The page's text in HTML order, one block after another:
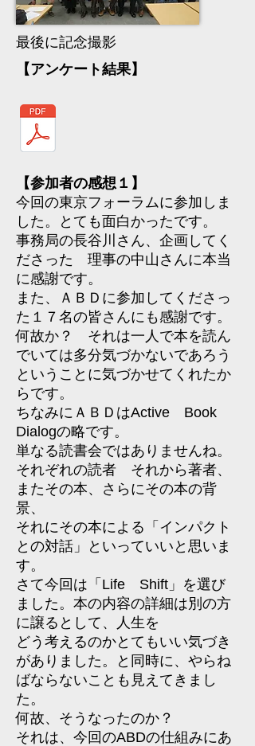
最後に記念撮影
【アンケート結果】
【参加者の感想１】
今回の東京フォーラムに参加しま
した。とても面白かったです。
事務局の長谷川さん、企画してく
ださった 理事の中山さんに本当
に感謝です。
また、ＡＢＤに参加してくださっ
た１７名の皆さんにも感謝です。
何故か？ それは一人で本を読ん
でいては多分気づかないであろう
ということに気づかせてくれたか
らです。
ちなみにＡＢＤはActive Book
Dialogの略です。
単なる読書会ではありませんね。
それぞれの読者 それから著者、
またその本、さらにその本の背
景、
それにその本による「インパクト
との対話」といっていいと思いま
す。
さて今回は「Life Shift」を選び
ました。本の内容の詳細は別の方
に譲るとして、人生を
どう考えるのかとてもいい気づき
がありました。と同時に、やらね
ばならないことも見えてきまし
た。
何故、そうなったのか？
それは、今回のABDの仕組みにあ